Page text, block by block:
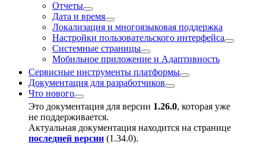
Отчеты
Дата и время
Локализация и многоязыковая поддержка
Настройки пользовательского интерфейса
Системные страницы
Мобильное приложение и Адаптивность
Сервисные инструменты платформы
Документация для разработчиков
Что нового
Это документация для версии 1.26.0, которая уже
не поддерживается.
Актуальная документация находится на странице
последней версии (1.34.0).